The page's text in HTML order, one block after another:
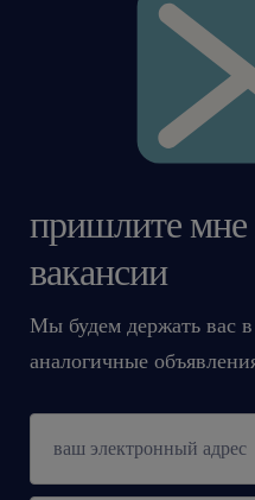
пришлите
вакансии
Мы будем держать вас в
аналогичные